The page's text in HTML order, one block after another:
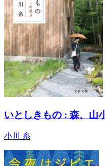
いとしきもの : 森、山
小川 糸